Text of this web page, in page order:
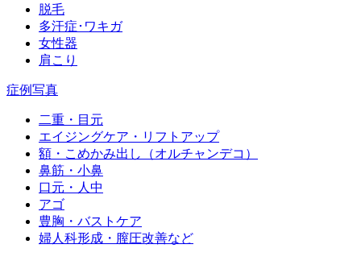
脱毛
多汗症･ワキガ
女性器
肩こり
症例写真
二重・目元
エイジングケア・リフトアップ
額・こめかみ出し（オルチャンデコ）
鼻筋・小鼻
口元・人中
アゴ
豊胸・バストケア
婦人科形成・膣圧改善など